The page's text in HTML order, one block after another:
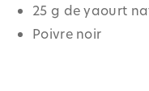
25 g de yaourt
Poivre noir